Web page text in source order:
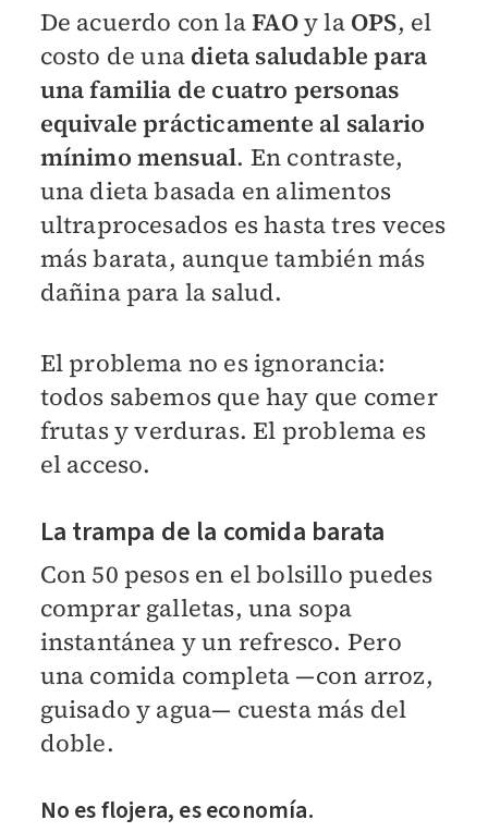
De acuerdo con laFAOy la OPS, el
costo de una dieta saludable para
una familia de cuatro personas
equivale prácticamente al salario
mínimo mensual. En contraste,
una dieta basada en alimentos
ultraprocesados es hasta tres veces
más barata, aunque también más
dañina para la salud.
El problema no es ignorancia:
todos sabemos que hay que comer
frutas y verduras. El problema es
el acceso.
La trampa de la comida barata
Con 50 pesos en el bolsillo puedes
comprar galletas, una sopa
instantánea y un refresco. Pero
una comida completa —con arroz,
guisado y agua— cuesta más del
doble.
No es flojera, es economía.